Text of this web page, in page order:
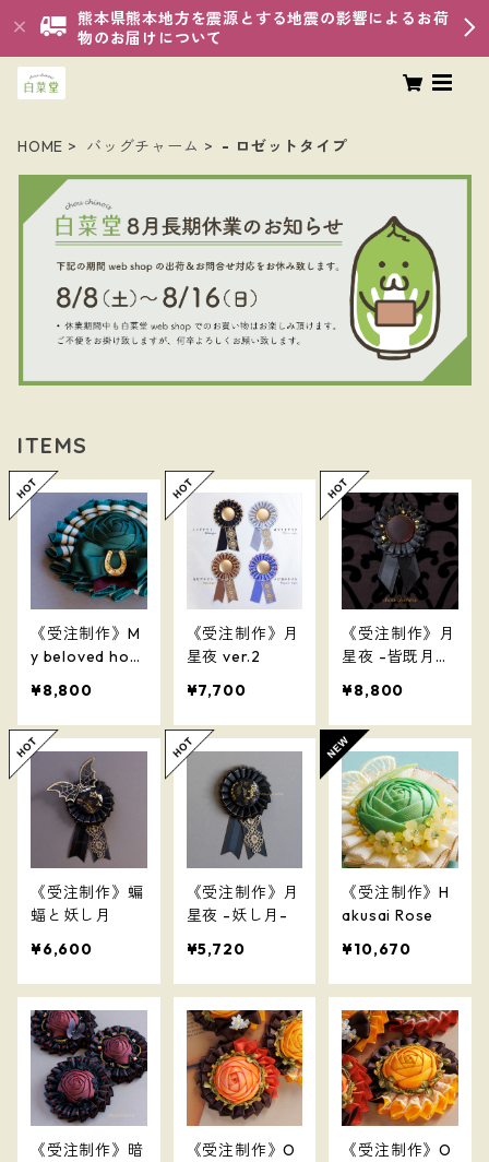
熊本県熊本地方を震源とする地震の影響によるお荷
物のお届けについて
HOME バッグチャーム - ロゼットタイプ
ITEMS
《受注制作》M
y beloved hors
¥8,800
《受注制作》月
星夜 ver.2
¥7,700
《受注制作》月
星夜 -皆既月
¥8,800
《受注制作》蝙
蝠と妖し月
¥6,600
《受注制作》月
星夜 -妖し月-
¥5,720
《受注制作》H
akusai Rose
¥10,670
《受注制作》暗
《受注制作》O
《受注制作》O